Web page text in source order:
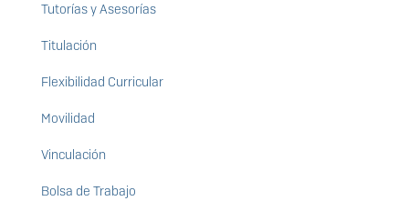
Tutorías y Asesorías
Titulación
Flexibilidad Curricular
Movilidad
Vinculación
Bolsa de Trabajo